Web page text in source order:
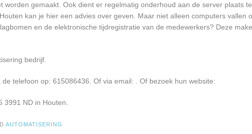
gemaakt. Ook dient er regelmatig onderhoud aan de server plaats
kan je hier een advies over geven. Maar niet alleen computers vallen
en de elektronische tijdregistratie van de medewerkers? Deze
bedrijf.
telefoon op: 615086436. Of via email: . Of bezoek hun website:
3991 ND in Houten.
AUTOMATISERING